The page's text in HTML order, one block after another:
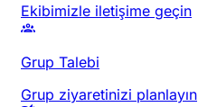
Ekibimizle iletişime geçin
Grup Talebi
Grup ziyaretinizi planlayın